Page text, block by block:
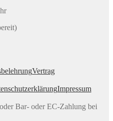
Vertrag
Impressum
Bar- oder EC-Zahlung bei